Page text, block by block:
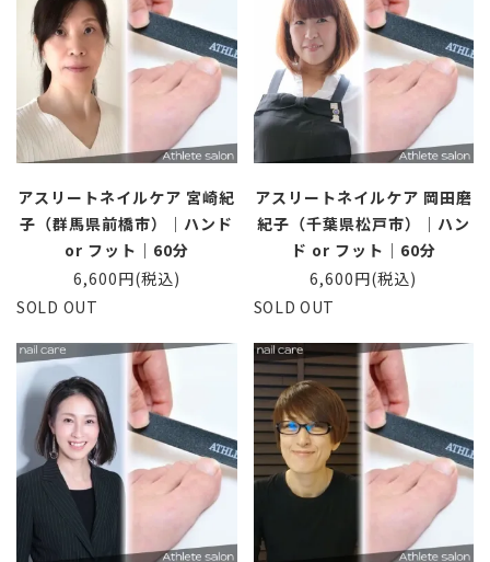
アスリートネイルケア 宮崎紀
子（群馬県前橋市）｜ハンド
or フット｜60分
6,600円(税込)
SOLD OUT
アスリートネイルケア 岡田磨
紀子（千葉県松戸市）｜ハン
ド or フット｜60分
6,600円(税込)
SOLD OUT